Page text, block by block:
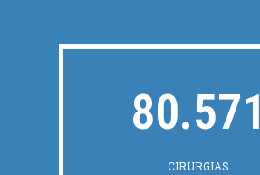
80.571
CIRURGIAS